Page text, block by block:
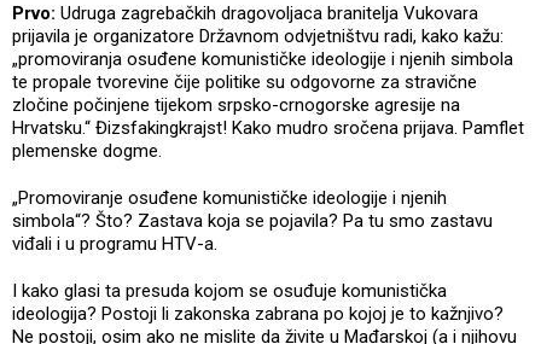
Prvo: Udruga zagrebačkih dragovoljaca branitelja Vukovara
prijavila je organizatore Državnom odvjetništvu radi, kako kažu:
„promoviranja osuđene komunističke ideologije i njenih simbola
te propale tvorevine čije politike su odgovorne za stravične
zločine počinjene tijekom srpsko-crnogorske agresije na
Hrvatsku.“ Đizsfakingkrajst! Kako mudro sročena prijava. Pamflet
plemenske dogme.
„Promoviranje osuđene komunističke ideologije i njenih
simbola“? Što? Zastava koja se pojavila? Pa tu smo zastavu
viđali i u programu HTV-a.
I kako glasi ta presuda kojom se osuđuje komunistička
ideologija? Postoji li zakonska zabrana po kojoj je to kažnjivo?
Ne postoji, osim ako ne mislite da živite u Mađarskoj (a i njihovu